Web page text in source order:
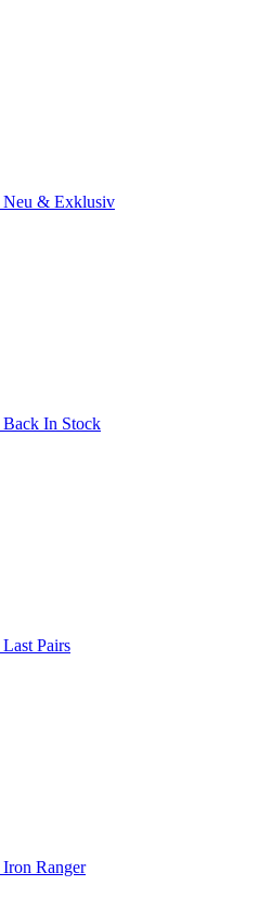
Neu & Exklusiv
Back In Stock
Last Pairs
Iron Ranger